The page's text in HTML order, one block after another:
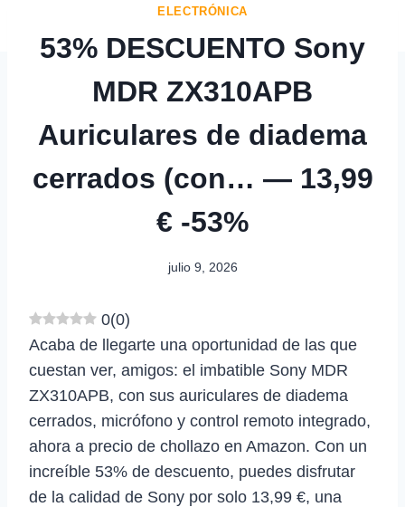
ELECTRÓNICA
53% DESCUENTO Sony
MDR ZX310APB
Auriculares de diadema
cerrados (con… — 13,99
€ -53%
julio 9, 2026
0(0)
Acaba de llegarte una oportunidad de las que
cuestan ver, amigos: el imbatible Sony MDR
ZX310APB, con sus auriculares de diadema
cerrados, micrófono y control remoto integrado,
ahora a precio de chollazo en Amazon. Con un
increíble 53% de descuento, puedes disfrutar
de la calidad de Sony por solo 13,99 €, una